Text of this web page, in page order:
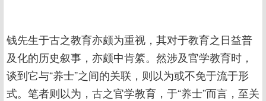
钱先生于古之教育亦颇为重视，其对于教育之日益普
及化的历史叙事，亦颇中肯綮。然涉及官学教育时，
谈到它与“养士”之间的关联，则以为或不免于流于形
式。笔者则以为，古之官学教育，于“养士”而言，至关